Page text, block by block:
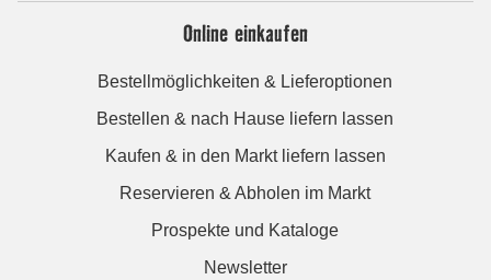
Online einkaufen
Bestellmöglichkeiten & Lieferoptionen
Bestellen & nach Hause liefern lassen
Kaufen & in den Markt liefern lassen
Reservieren & Abholen im Markt
Prospekte und Kataloge
Newsletter